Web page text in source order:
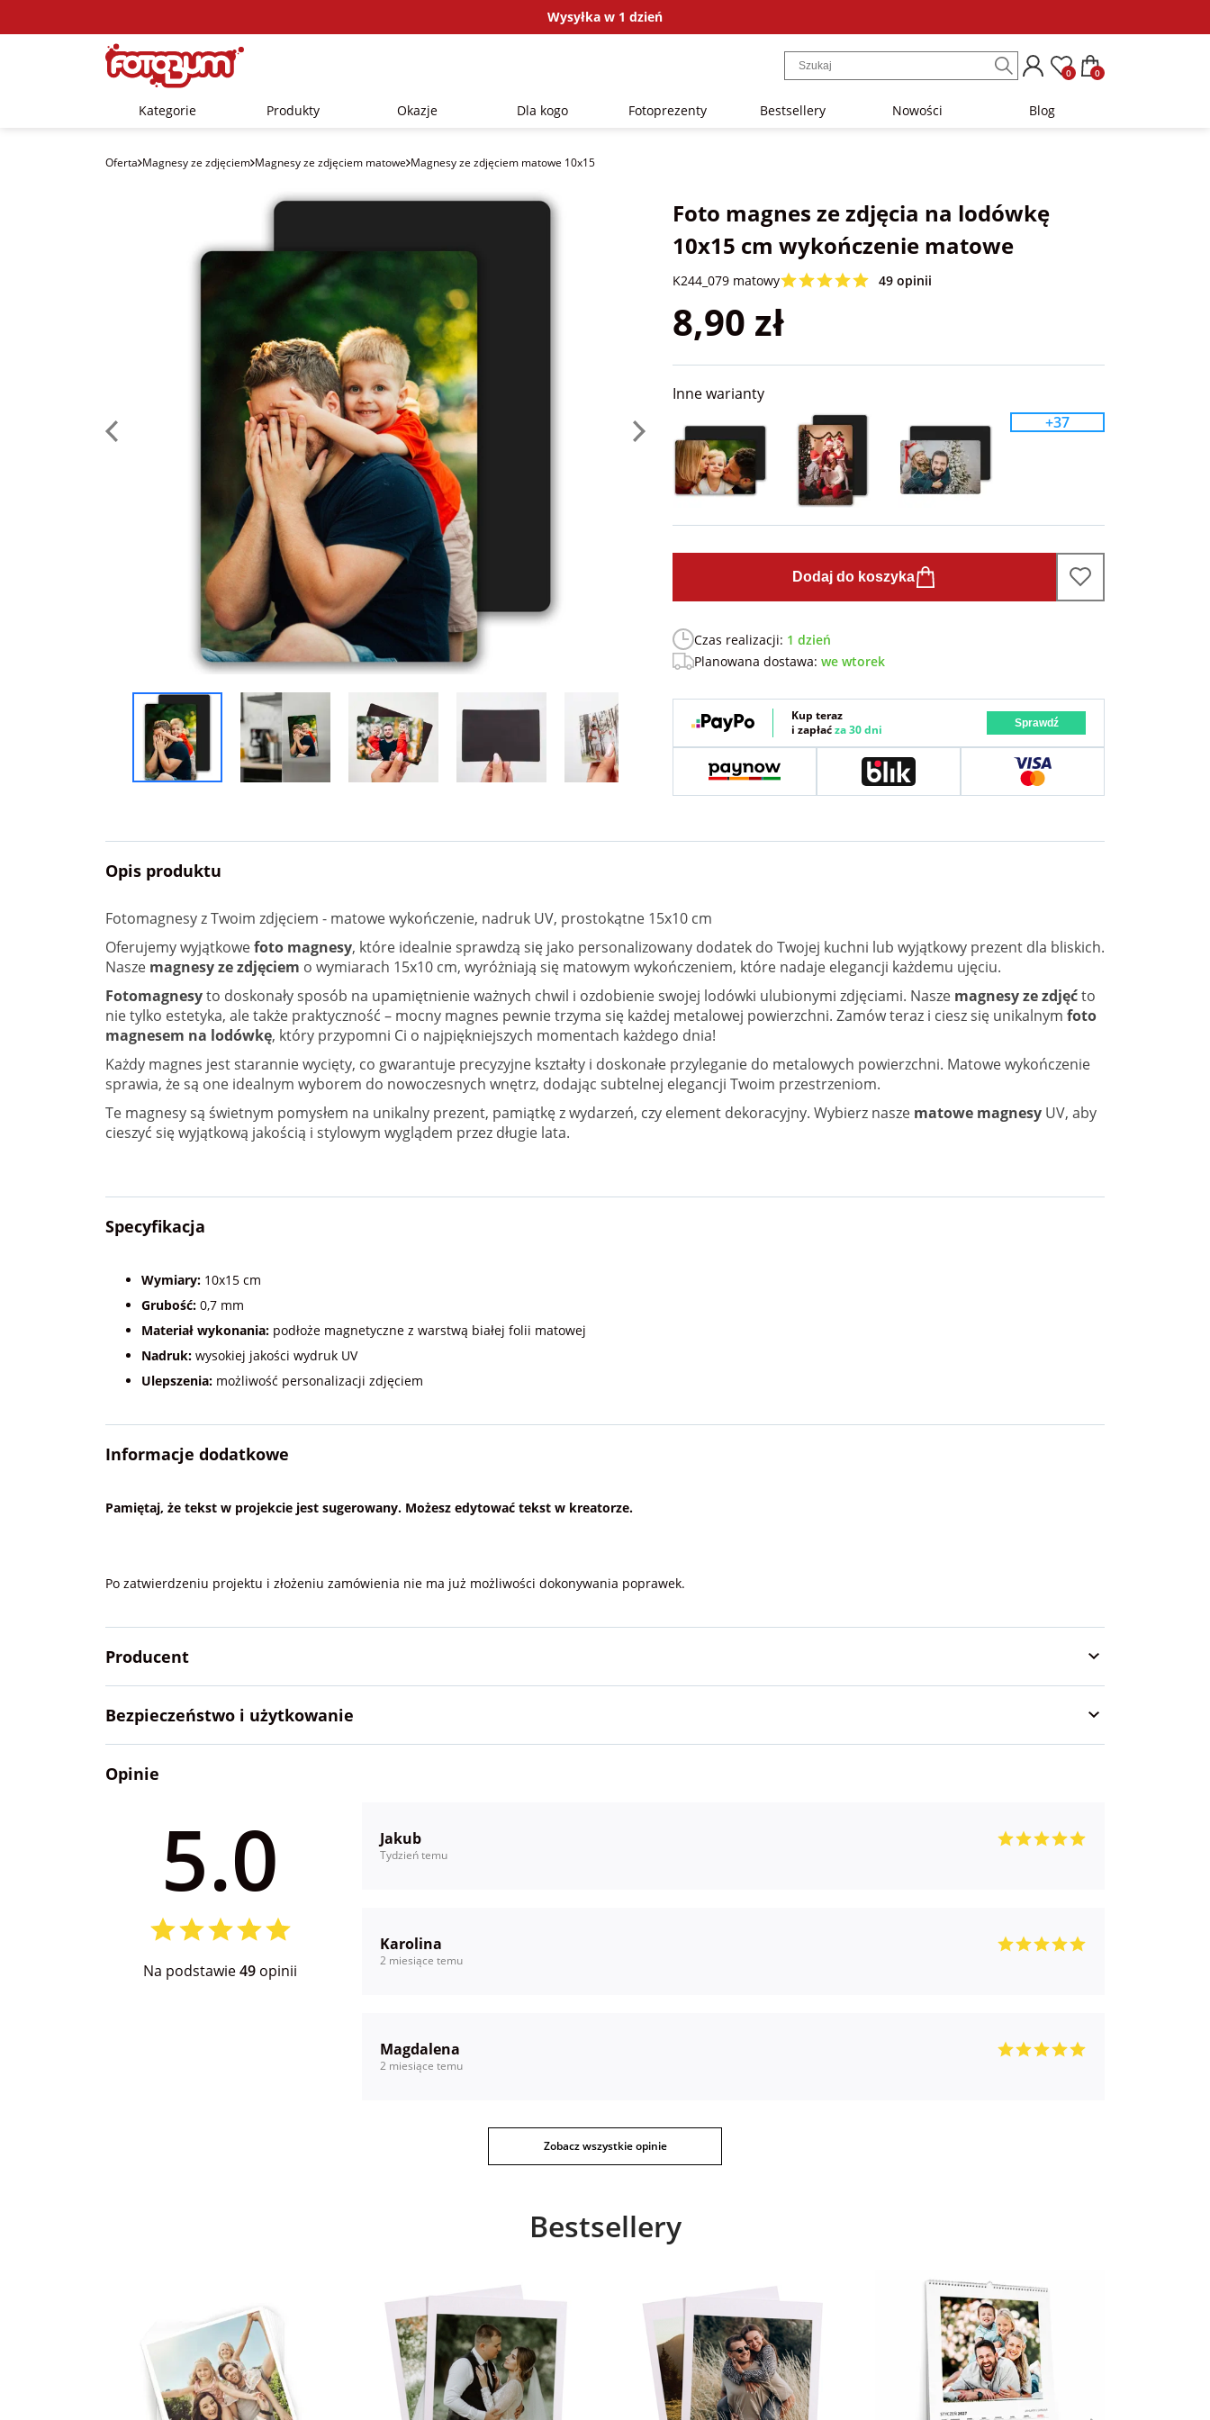
Wysyłka w 1 dzień
0 0
Kategorie Produkty Okazje Dla kogo Fotoprezenty Bestsellery Nowości Blog
Oferta Magnesy ze zdjęciem Magnesy ze zdjęciem matowe Magnesy ze zdjęciem matowe 10x15
Foto magnes ze zdjęcia na lodówkę
10x15 cm wykończenie matowe
K244_079 matowy 49 opinii
8,90 zł
Inne warianty
+37
Dodaj do koszyka
Czas realizacji: 1 dzień
Planowana dostawa: we wtorek
Kup teraz
i zapłaćza 30 dni Sprawdź
Opis produktu
Fotomagnesy z Twoim zdjęciem - matowe wykończenie, nadruk UV, prostokątne 15x10 cm
Oferujemy wyjątkowefoto magnesy, które idealnie sprawdzą się jako personalizowany dodatek do Twojej kuchni lub wyjątkowy prezent dla bliskich.
Nasze magnesy ze zdjęciem o wymiarach 15x10 cm, wyróżniają się matowym wykończeniem, które nadaje elegancji każdemu ujęciu.
Fotomagnesyto doskonały sposób na upamiętnienie ważnych chwil i ozdobienie swojej lodówki ulubionymi zdjęciami. Nasze magnesy ze zdjęćto
nie tylko estetyka, ale także praktyczność – mocny magnes pewnie trzyma się każdej metalowej powierzchni. Zamów teraz i ciesz się unikalnym foto
magnesem na lodówkę, który przypomni Ci o najpiękniejszych momentach każdego dnia!
Każdy magnes jest starannie wycięty, co gwarantuje precyzyjne kształty i doskonałe przyleganie do metalowych powierzchni. Matowe wykończenie
sprawia, że są one idealnym wyborem do nowoczesnych wnętrz, dodając subtelnej elegancji Twoim przestrzeniom.
Te magnesy są świetnym pomysłem na unikalny prezent, pamiątkę z wydarzeń, czy element dekoracyjny. Wybierz nasze matowe magnesy UV, aby
cieszyć się wyjątkową jakością i stylowym wyglądem przez długie lata.
Specyfikacja
Wymiary: 10x15 cm
Grubość: 0,7 mm
Materiał wykonania: podłoże magnetyczne z warstwą białej folii matowej
Nadruk: wysokiej jakości wydruk UV
Ulepszenia: możliwość personalizacji zdjęciem
Informacje dodatkowe
Pamiętaj, że tekst w projekcie jest sugerowany. Możesz edytować tekst w kreatorze.
Po zatwierdzeniu projektu i złożeniu zamówienia nie ma już możliwości dokonywania poprawek.
Producent
Bezpieczeństwo i użytkowanie
Opinie
5.0
Na podstawie49 opinii
Jakub
Tydzień temu
Karolina
2 miesiące temu
Magdalena
2 miesiące temu
Zobacz wszystkie opinie
Bestsellery